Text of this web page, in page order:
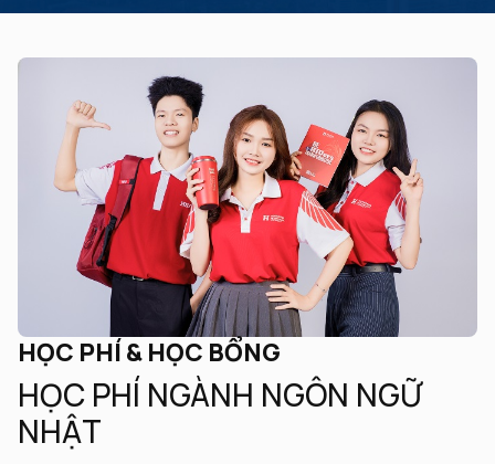
HỌC PHÍ & HỌC BỔNG
HỌC PHÍ NGÀNH NGÔN NGỮ
NHẬT